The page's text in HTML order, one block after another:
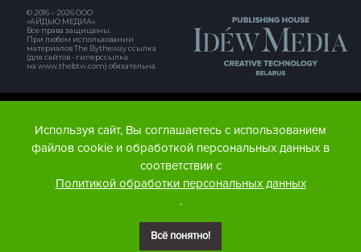
© 2016 – 2026 ООО
«АЙДЬЮ МЕДИА».
Все права защищены.
При любом использовании
материалов The Bytheway ссылка
(для сайтов - гиперссылка
на www.thebtw.com) обязательна.
Используя сайт, Вы соглашаетесь с использованием
файлов cookie и обработкой персональных данных в
соответствии с
Политикой обработки персональных данных
.
Всё понятно!